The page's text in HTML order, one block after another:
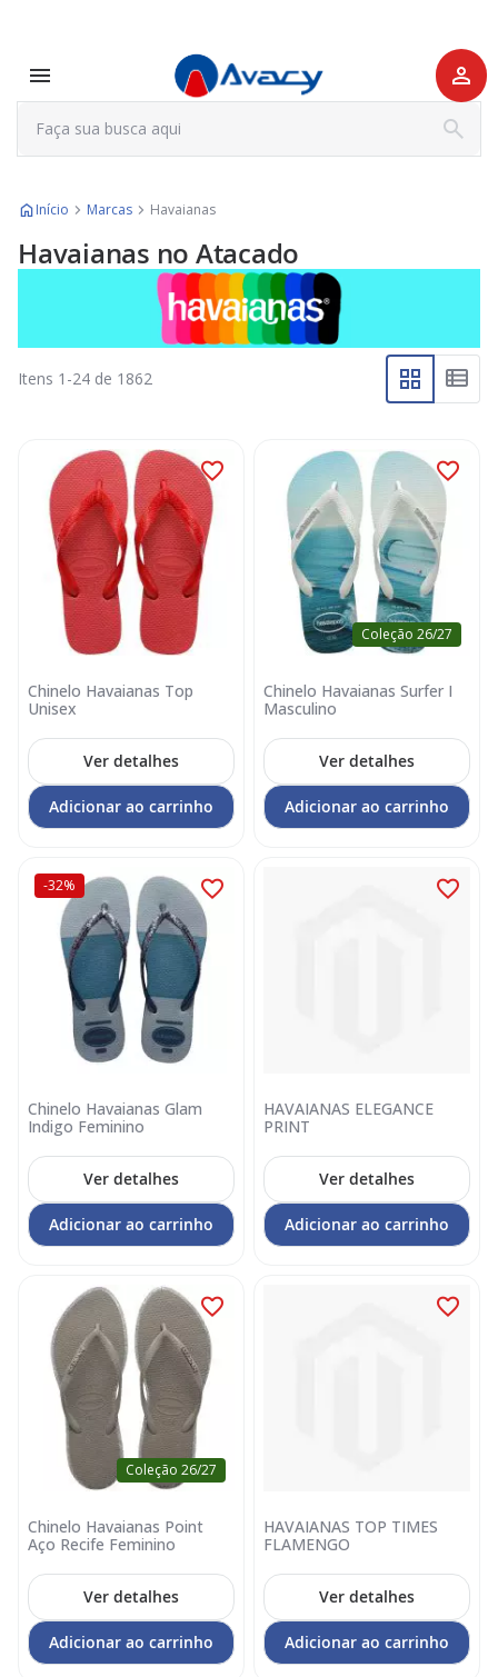
Início Marcas Havaianas
Havaianas no Atacado
Itens 1 -24 de 1862
Chinelo Havaianas Top
Unisex
Ver detalhes
Adicionar ao carrinho
Coleção 26/27
Chinelo Havaianas Surfer I
Masculino
Ver detalhes
Adicionar ao carrinho
-32%
Chinelo Havaianas Glam
Indigo Feminino
Ver detalhes
Adicionar ao carrinho
HAVAIANAS ELEGANCE
PRINT
Ver detalhes
Adicionar ao carrinho
Coleção 26/27
Chinelo Havaianas Point
Aço Recife Feminino
Ver detalhes
Adicionar ao carrinho
HAVAIANAS TOP TIMES
FLAMENGO
Ver detalhes
Adicionar ao carrinho